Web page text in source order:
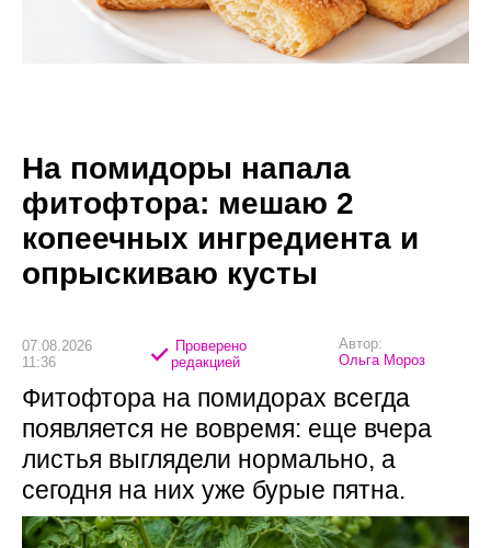
На помидоры напала
фитофтора: мешаю 2
копеечных ингредиента и
опрыскиваю кусты
07.08.2026
11:36
Проверено
редакцией
Автор:
Ольга Мороз
Фитофтора на помидорах всегда
появляется не вовремя: еще вчера
листья выглядели нормально, а
сегодня на них уже бурые пятна.